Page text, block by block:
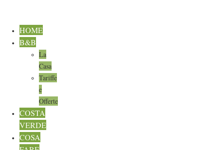
HOME
B&B
La
Casa
Tariffe
e
Offerte
COSTA
VERDE
COSA